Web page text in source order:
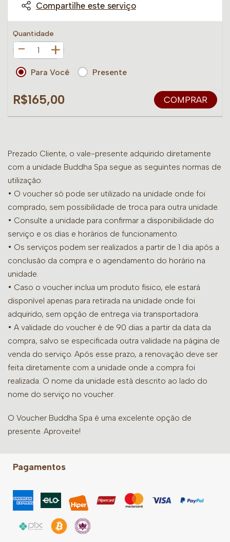
Compartilhe este serviço
Quantidade
+
Para Você Presente
R$165,00 COMPRAR
Prezado Cliente, o vale-presente adquirido diretamente
com a unidade Buddha Spa segue as seguintes normas de
utilização:
• O voucher só pode ser utilizado na unidade onde foi
comprado, sem possibilidade de troca para outra unidade.
• Consulte a unidade para confirmar a disponibilidade do
serviço e os dias e horários de funcionamento.
• Os serviços podem ser realizados a partir de 1 dia após a
conclusão da compra e o agendamento do horário na
unidade.
• Caso o voucher inclua um produto físico, ele estará
disponível apenas para retirada na unidade onde foi
adquirido, sem opção de entrega via transportadora.
• A validade do voucher é de 90 dias a partir da data da
compra, salvo se especificada outra validade na página de
venda do serviço. Após esse prazo, a renovação deve ser
feita diretamente com a unidade onde a compra foi
realizada. O nome da unidade está descrito ao lado do
nome do serviço no voucher.
O Voucher Buddha Spa é uma excelente opção de
presente. Aproveite!
Pagamentos